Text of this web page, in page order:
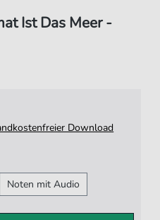
Ist Das Meer -
Download
Noten mit Audio